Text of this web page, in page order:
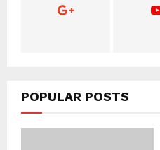
POPULAR POSTS